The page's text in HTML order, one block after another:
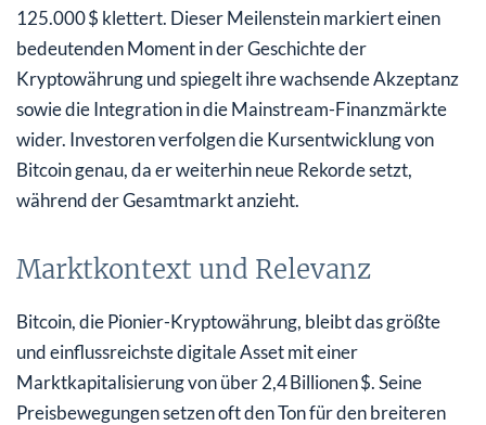
125.000 $ klettert. Dieser Meilenstein markiert einen
bedeutenden Moment in der Geschichte der
Kryptowährung und spiegelt ihre wachsende Akzeptanz
sowie die Integration in die Mainstream-Finanzmärkte
wider. Investoren verfolgen die Kursentwicklung von
Bitcoin genau, da er weiterhin neue Rekorde setzt,
während der Gesamtmarkt anzieht.
Marktkontext und Relevanz
Bitcoin, die Pionier-Kryptowährung, bleibt das größte
und einflussreichste digitale Asset mit einer
Marktkapitalisierung von über 2,4 Billionen $. Seine
Preisbewegungen setzen oft den Ton für den breiteren